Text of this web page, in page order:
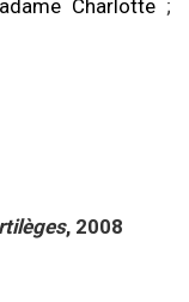
Charlotte ;
, 2008